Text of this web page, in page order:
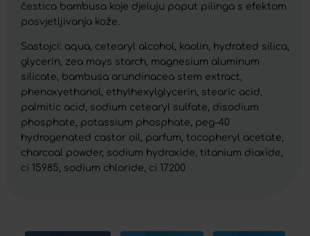
čestica bambusa koje djeluju poput pilinga s efektom
posvjetljivanja kože.
Sastojci: aqua, cetearyl alcohol, kaolin, hydrated silica,
glycerin, zea mays starch, magnesium aluminum
silicate, bambusa arundinacea stem extract,
phenoxyethanol, ethylhexylglycerin, stearic acid,
palmitic acid, sodium cetearyl sulfate, disodium
phosphate, potassium phosphate, peg-40
hydrogenated castor oil, parfum, tocopheryl acetate,
charcoal powder, sodium hydroxide, titanium dioxide,
ci 15985, sodium chloride, ci 17200